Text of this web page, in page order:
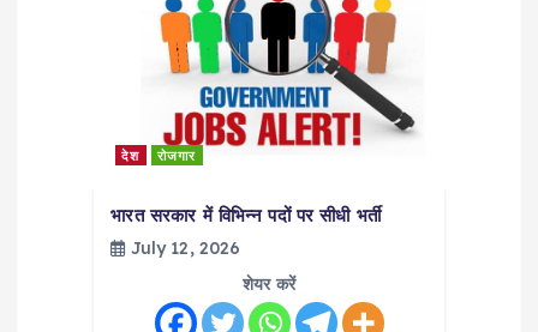
देश रोजगार
भारत सरकार में विभिन्न पदों पर सीधी भर्ती
July 12, 2026
शेयर करें